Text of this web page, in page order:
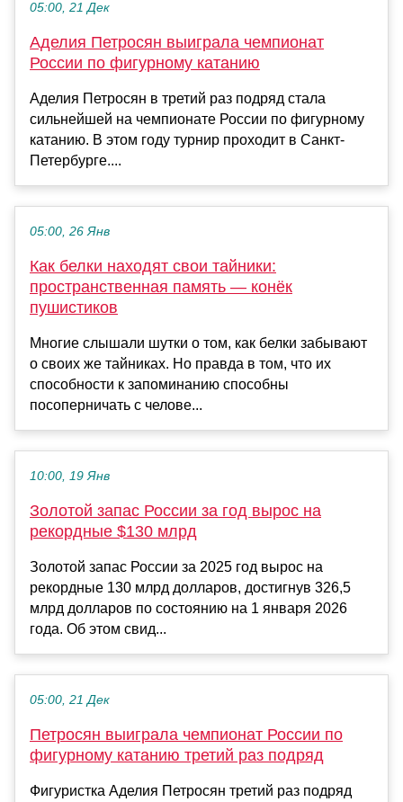
05:00, 21 Дек
Аделия Петросян выиграла чемпионат
России по фигурному катанию
Аделия Петросян в третий раз подряд стала
сильнейшей на чемпионате России по фигурному
катанию. В этом году турнир проходит в Санкт-
Петербурге....
05:00, 26 Янв
Как белки находят свои тайники:
пространственная память — конёк
пушистиков
Многие слышали шутки о том, как белки забывают
о своих же тайниках. Но правда в том, что их
способности к запоминанию способны
посоперничать с челове...
10:00, 19 Янв
Золотой запас России за год вырос на
рекордные $130 млрд
Золотой запас России за 2025 год вырос на
рекордные 130 млрд долларов, достигнув 326,5
млрд долларов по состоянию на 1 января 2026
года. Об этом свид...
05:00, 21 Дек
Петросян выиграла чемпионат России по
фигурному катанию третий раз подряд
Фигуристка Аделия Петросян третий раз подряд